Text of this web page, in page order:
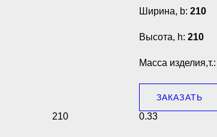
Ширина, b: 210
Высота, h: 210
Масса изделия,т.:
ЗАКАЗАТЬ
210 0.33